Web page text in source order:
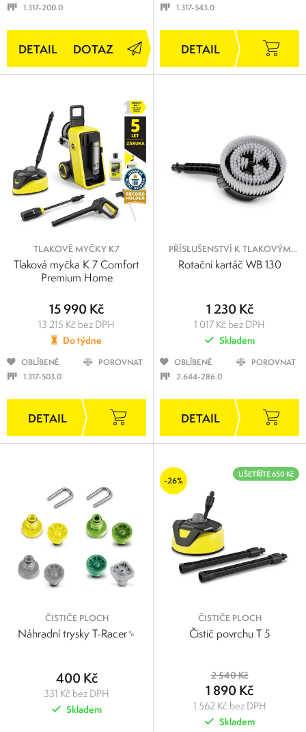
1.317-200.0
DOTAZ
1.317-543.0
TLAKOVÉ MYČKY K7
Tlaková myčka K 7 Comfort
Premium Home
15 990 Kč
13 215 Kč bez DPH
Do týdne
OBLÍBENÉ
POROVNAT
1.317-503.0
PŘÍSLUŠENSTVÍ K TLAKOVÝM
MYČKÁM
Rotační kartáč WB 130
1 230 Kč
1 017 Kč bez DPH
Skladem
OBLÍBENÉ
POROVNAT
2.644-286.0
ČISTIČE PLOCH
Náhradní trysky T-Racer␍
400 Kč
331 Kč bez DPH
Skladem
-26%
UŠETŘÍTE 650 Kč
ČISTIČE PLOCH
Čistič povrchu T 5
2 540 Kč
1 890 Kč
1 562 Kč bez DPH
Skladem